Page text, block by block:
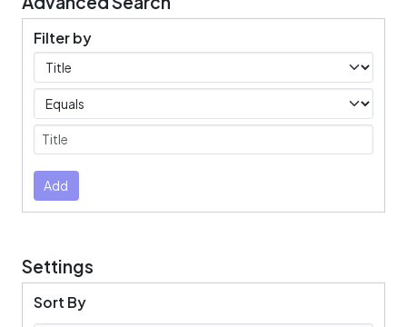
Filter by
Filters
Operators
Submit
Add
Settings
Sort By